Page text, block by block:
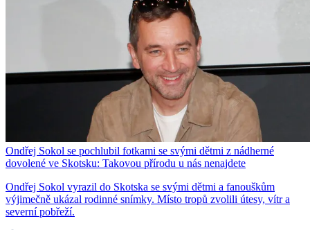
Ondřej Sokol se pochlubil fotkami se svými dětmi z nádherné
dovolené ve Skotsku: Takovou přírodu u nás nenajdete
Ondřej Sokol vyrazil do Skotska se svými dětmi a fanouškům
výjimečně ukázal rodinné snímky. Místo tropů zvolili útesy, vítr a
severní pobřeží.